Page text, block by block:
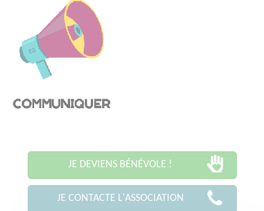
JE DEVIENS BÉNÉVOLE !
JE CONTACTE L'ASSOCIATION